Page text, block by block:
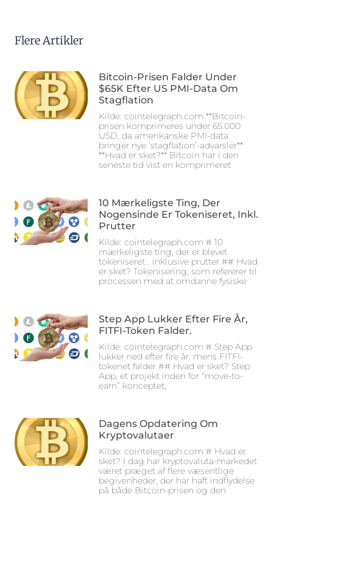
Flere Artikler
Bitcoin-Prisen Falder Under
$65K Efter US PMI-Data Om
Stagflation
Kilde: cointelegraph.com **Bitcoin-
prisen komprimeres under 65.000
USD, da amerikanske PMI-data
bringer nye ‘stagflation’-advarsler**
**Hvad er sket?** Bitcoin har i den
seneste tid vist en komprimeret
10 Mærkeligste Ting, Der
Nogensinde Er Tokeniseret, Inkl.
Prutter
Kilde: cointelegraph.com # 10
mærkeligste ting, der er blevet
tokeniseret… inklusive prutter ## Hvad
er sket? Tokenisering, som refererer til
processen med at omdanne fysiske
Step App Lukker Efter Fire År,
FITFI-Token Falder.
Kilde: cointelegraph.com # Step App
lukker ned efter fire år, mens FITFI-
tokenet falder ## Hvad er sket? Step
App, et projekt inden for “move-to-
earn” konceptet,
Dagens Opdatering Om
Kryptovalutaer
Kilde: cointelegraph.com # Hvad er
sket? I dag har kryptovaluta-markedet
været præget af flere væsentlige
begivenheder, der har haft indflydelse
på både Bitcoin-prisen og den